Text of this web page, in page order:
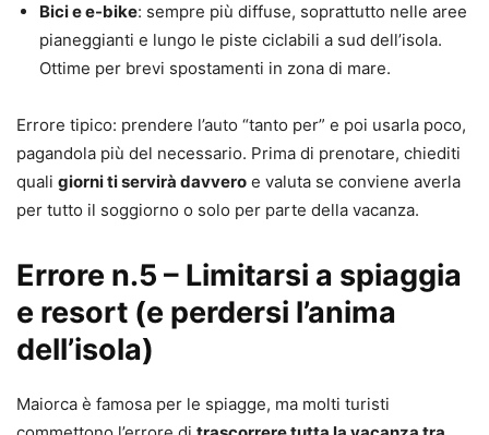
Bici e e-bike: sempre più diffuse, soprattutto nelle aree
pianeggianti e lungo le piste ciclabili a sud dell’isola.
Ottime per brevi spostamenti in zona di mare.
Errore tipico: prendere l’auto “tanto per” e poi usarla poco,
pagandola più del necessario. Prima di prenotare, chiediti
quali giorni ti servirà davvero e valuta se conviene averla
per tutto il soggiorno o solo per parte della vacanza.
Errore n.5 – Limitarsi a spiaggia
e resort (e perdersi l’anima
dell’isola)
Maiorca è famosa per le spiagge, ma molti turisti